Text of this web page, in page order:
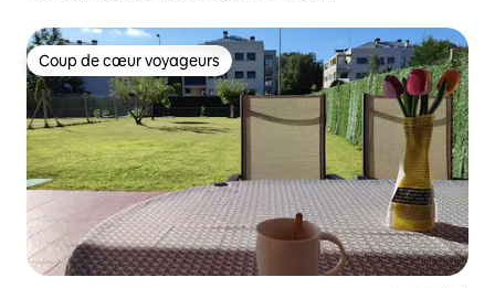
Coup de cœur voyageurs
Coup de cœur voyageurs